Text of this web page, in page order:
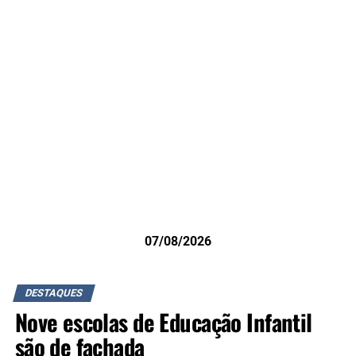
07/08/2026
DESTAQUES
Nove escolas de Educação Infantil
são de fachada